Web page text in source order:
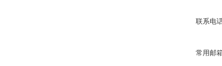
联系电
常用邮